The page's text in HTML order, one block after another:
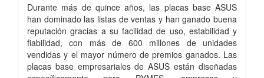
Durante más de quince años, las placas base ASUS
han dominado las listas de ventas y han ganado buena
reputación gracias a su facilidad de uso, estabilidad y
fiabilidad, con más de 600 millones de unidades
vendidas y el mayor número de premios ganados. Las
placas base empresariales de ASUS están diseñadas